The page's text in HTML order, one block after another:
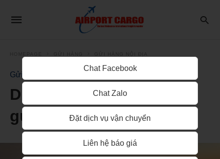
Gửi Hàng Nội Địa
Dịch vụ ship vận chuyển
gửi hàng đi về Lạng Sơn
Chat Facebook
Chat Zalo
Đặt dịch vụ vận chuyển
Liên hệ báo giá